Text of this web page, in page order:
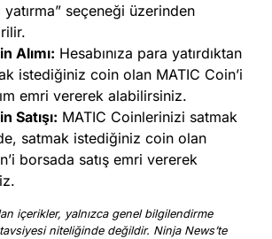
seçeneği üzerinden
Alımı: Hesabınıza para yatırdıktan
istediğiniz coin olan MATIC Coin’i
emri vererek alabilirsiniz.
Satışı: MATIC Coinlerinizi satmak
satmak istediğiniz coin olan
borsada satış emri vererek
içerikler, yalnızca genel bilgilendirme
tavsiyesi niteliğinde değildir. Ninja News’te